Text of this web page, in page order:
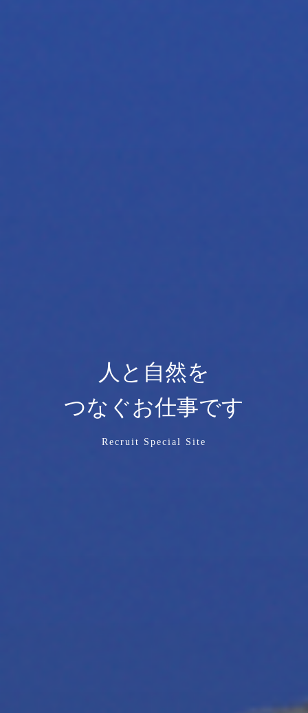
人と自然を
つなぐお仕事です
Recruit Special Site